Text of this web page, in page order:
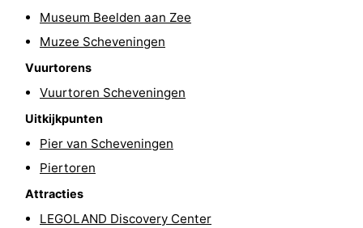
Speeltuinen
Steden
Natuur
Rondleidingen
Sporten
Museum Beelden aan Zee
Muzee Scheveningen
Vuurtorens
Vuurtoren Scheveningen
Uitkijkpunten
Pier van Scheveningen
Piertoren
Attracties
LEGOLAND Discovery Center